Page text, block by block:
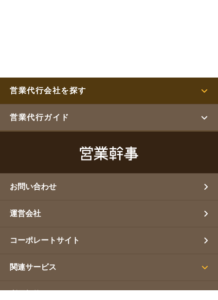
営業代行会社を探す
営業代行ガイド
お問い合わせ
運営会社
コーポレートサイト
関連サービス